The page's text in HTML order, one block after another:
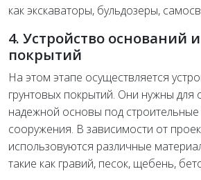
как экскаваторы, бульдозеры,
4. Устройство оснований
покрытий
На этом этапе осуществляется
грунтовых покрытий. Они нужны для
надежной основы под
сооружения. В зависимости от
использовуются различные
такие как гравий, песок, щебень,